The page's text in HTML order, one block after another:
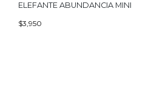
ELEFANTE ABUNDANCIA MINI
$3,950